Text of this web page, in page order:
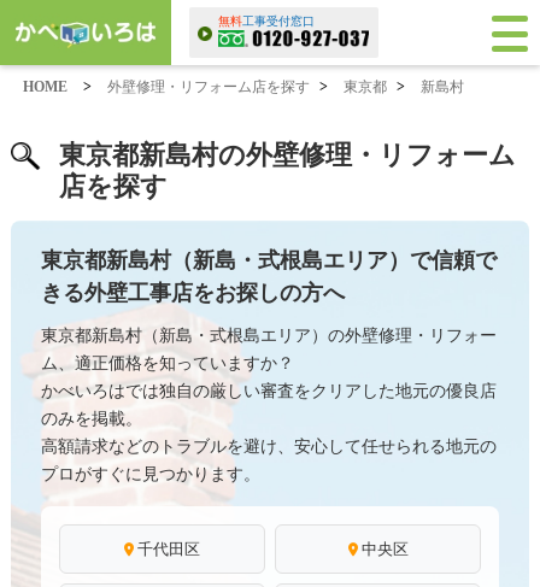
無料工事受付窓口
HOME > 外壁修理・リフォーム店を探す > 東京都 > 新島村
東京都新島村の外壁修理・リフォーム
店を探す
東京都新島村（新島・式根島エリア）で信頼で
きる外壁工事店をお探しの方へ
東京都新島村（新島・式根島エリア）の外壁修理・リフォー
ム、適正価格を知っていますか？
かべいろはでは独自の厳しい審査をクリアした地元の優良店
のみを掲載。
高額請求などのトラブルを避け、安心して任せられる地元の
プロがすぐに見つかります。
千代田区 中央区